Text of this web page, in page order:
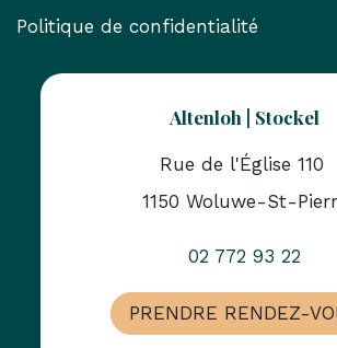
Politique de confidentialité
Altenloh | Stockel
Rue de l'Église 110
1150 Woluwe-St-
02 772 93 22
PRENDRE RENDEZ-